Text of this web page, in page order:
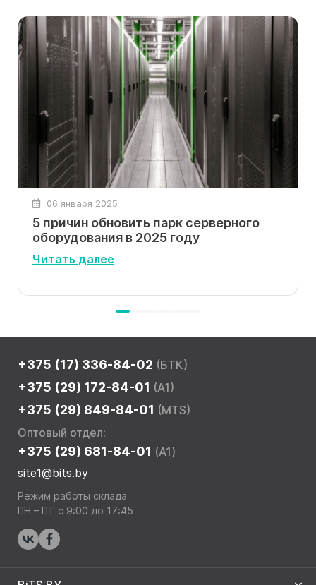
06 января 2025
5 причин обновить парк серверного
оборудования в 2025 году
Читать далее
+375 (17) 336-84-02 (БТК)
+375 (29) 172-84-01 (A1)
+375 (29) 849-84-01 (MTS)
Оптовый отдел:
+375 (29) 681-84-01 (A1)
site1@bits.by
Режим работы склада
ПН – ПТ с 9:00 до 17:45